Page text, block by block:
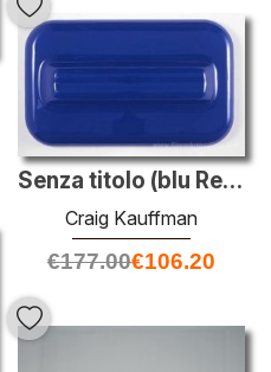
Senza titolo (blu Relief parete)
Craig Kauffman
€177.00€106.20